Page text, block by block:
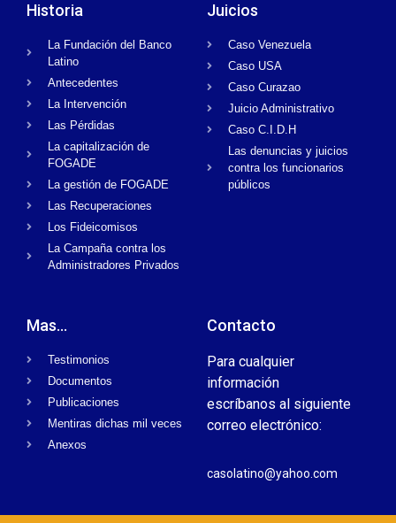
Historia
La Fundación del Banco
Latino
Antecedentes
La Intervención
Las Pérdidas
La capitalización de
FOGADE
La gestión de FOGADE
Las Recuperaciones
Los Fideicomisos
La Campaña contra los
Administradores Privados
Juicios
Caso Venezuela
Caso USA
Caso Curazao
Juicio Administrativo
Caso C.I.D.H
Las denuncias y juicios
contra los funcionarios
públicos
Mas...
Testimonios
Documentos
Publicaciones
Mentiras dichas mil veces
Anexos
Contacto
Para cualquier
información
escríbanos al siguiente
correo electrónico:
casolatino@yahoo.com